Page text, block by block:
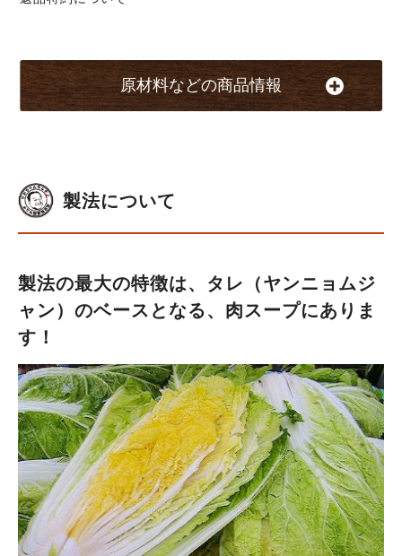
原材料などの商品情報
製法について
製法の最大の特徴は、タレ（ヤンニョムジ
ャン）のベースとなる、肉スープにありま
す！